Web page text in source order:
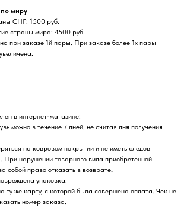
миру
СНГ: 1500 руб.
страны мира: 4500 руб.
при заказе 1й пары. При заказе более 1х пары
в интернет-магазине:
можно в течение 7 дней, не считая дня получения
на ковровом покрытии и не иметь следов
При нарушении товарного вида приобретенной
собой право отказать в возврате.
упаковка.
ту же карту, с которой была совершена оплата. Чек не
номер заказа.